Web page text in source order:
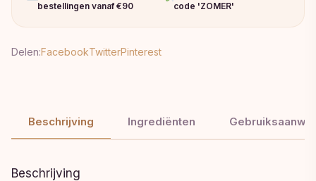
bestellingen vanaf €90
code 'ZOMER'
Delen:FacebookTwitterPinterest
Beschrijving Ingrediënten
Beschrijving